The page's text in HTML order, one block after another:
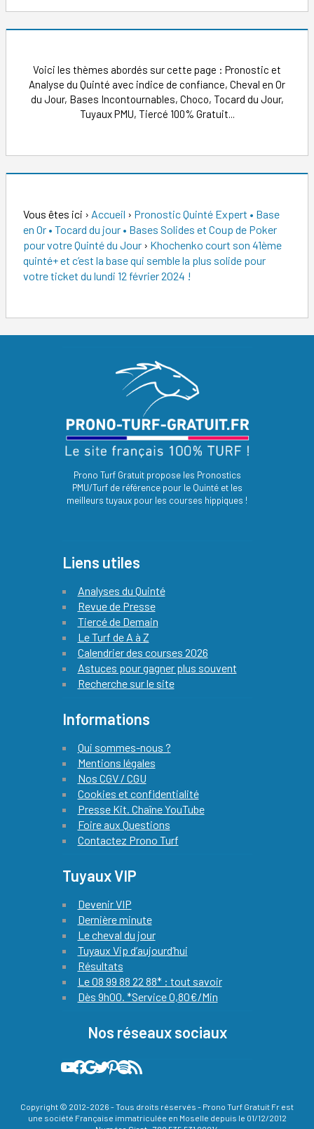
Voici les thèmes abordés sur cette page : Pronostic et
Analyse du Quinté avec indice de confiance, Cheval en Or
du Jour, Bases Incontournables, Choco, Tocard du Jour,
Tuyaux PMU, Tiercé 100% Gratuit...
Vous êtes ici › Accueil › Pronostic Quinté Expert • Base
en Or • Tocard du jour • Bases Solides et Coup de Poker
pour votre Quinté du Jour › Khochenko court son 41ème
quinté+ et c’est la base qui semble la plus solide pour
votre ticket du lundi 12 février 2024 !
Prono Turf Gratuit propose les Pronostics
PMU/Turf de référence pour le Quinté et les
meilleurs tuyaux pour les courses hippiques !
Liens utiles
Analyses du Quinté
Revue de Presse
Tiercé de Demain
Le Turf de A à Z
Calendrier des courses 2026
Astuces pour gagner plus souvent
Recherche sur le site
Informations
Qui sommes-nous ?
Mentions légales
Nos CGV / CGU
Cookies et confidentialité
Presse Kit. Chaîne YouTube
Foire aux Questions
Contactez Prono Turf
Tuyaux VIP
Devenir VIP
Dernière minute
Le cheval du jour
Tuyaux Vip d’aujourd’hui
Résultats
Le 08 99 88 22 88* : tout savoir
Dès 9h00. *Service 0,80€/Min
Nos réseaux sociaux
Notre chaine YouTube officielle avec le pronostic quinté de notre expert chaque jour
Quinté Plus PMU : notre compte Facebook officiel ! L'actualité du Quinté et des courses hippiques by prono turf gratuit sur Google actualités
Les meilleures infos hippiques sont relayées sur notre compte X (ex-twitter)
Sur Pinterest, vous découvrez les plus belle images liées à la passion des courses de chevaux
Podcast 100% Turf officiel de prono turf gratuit
Flux RSS de Prono Turf Gratuit
Copyright © 2012-2026 - Tous droits réservés - Prono Turf Gratuit Fr est
une société Française immatriculée en Moselle depuis le 01/12/2012